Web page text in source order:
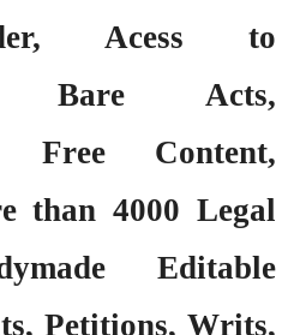
Acess to
Bare Acts,
Free Content,
than 4000 Legal
Editable
Petitions, Writs,